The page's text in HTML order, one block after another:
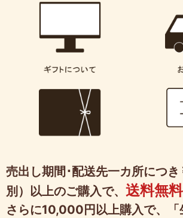
売出し期間･配送先一カ所につ
別）以上のご購入で、 送料無料
さらに10,000円以上購入で、「